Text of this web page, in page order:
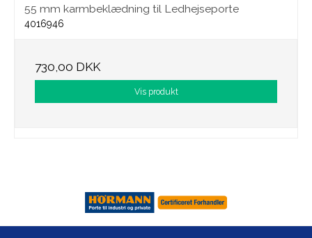
55 mm karmbeklædning til Ledhejseporte
4016946
730,00 DKK
Vis produkt